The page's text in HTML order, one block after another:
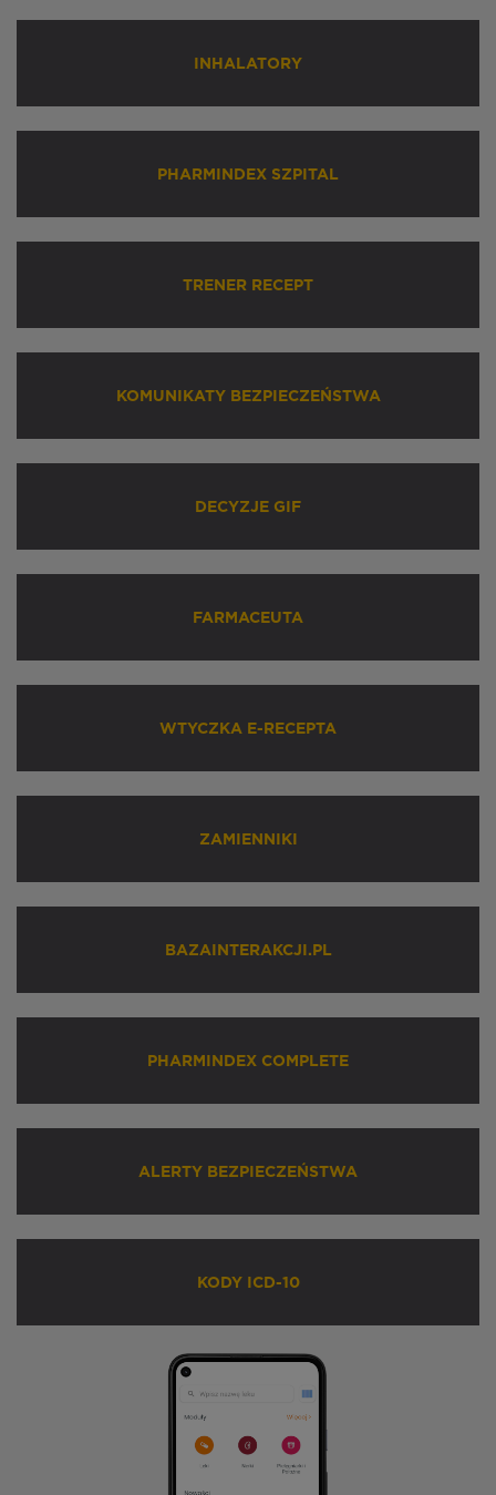
INHALATORY
PHARMINDEX SZPITAL
TRENER RECEPT
KOMUNIKATY BEZPIECZEŃSTWA
DECYZJE GIF
FARMACEUTA
WTYCZKA E-RECEPTA
ZAMIENNIKI
BAZAINTERAKCJI.PL
PHARMINDEX COMPLETE
ALERTY BEZPIECZEŃSTWA
KODY ICD-10